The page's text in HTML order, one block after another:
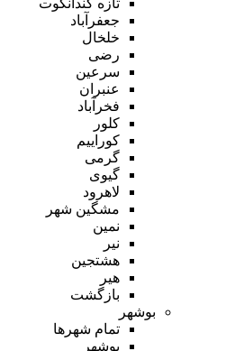
جعفرآباد
خلخال
رضی
سرعین
عنبران
فخرآباد
کلور
کوراییم
گرمی
گیوی
لاهرود
مشگین شهر
نمین
نیر
هشتجین
هیر
بازگشت
بوشهر
تمام شهر‌ها
بوشهر